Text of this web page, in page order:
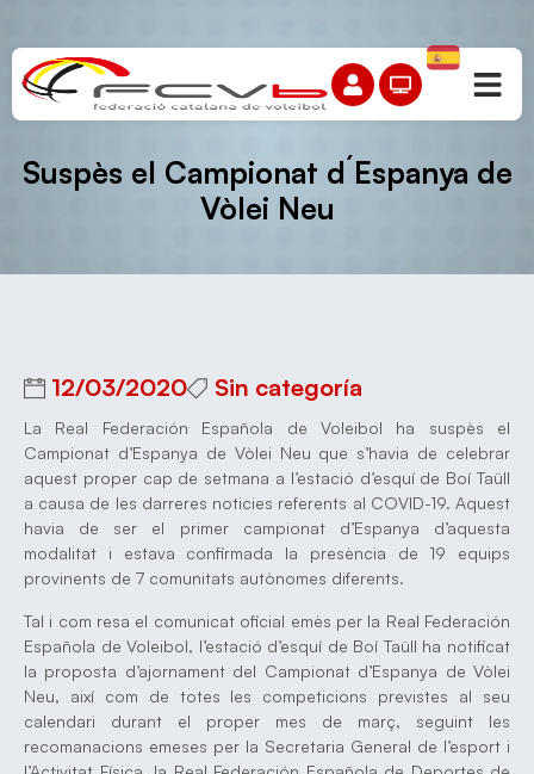
Suspès el Campionat d´Espanya de
Vòlei Neu
12/03/2020 Sin categoría
La Real Federación Española de Voleibol ha suspès el
Campionat d’Espanya de Vòlei Neu que s’havia de celebrar
aquest proper cap de setmana a l’estació d’esquí de Boí Taüll
a causa de les darreres noticies referents al COVID-19. Aquest
havia de ser el primer campionat d’Espanya d’aquesta
modalitat i estava confirmada la presència de 19 equips
provinents de 7 comunitats autònomes diferents.
Tal i com resa el comunicat oficial emès per la Real Federación
Española de Voleibol, l’estació d’esquí de Boí Taüll ha notificat
la proposta d’ajornament del Campionat d’Espanya de Vòlei
Neu, així com de totes les competicions previstes al seu
calendari durant el proper mes de març, seguint les
recomanacions emeses per la Secretaria General de l’esport i